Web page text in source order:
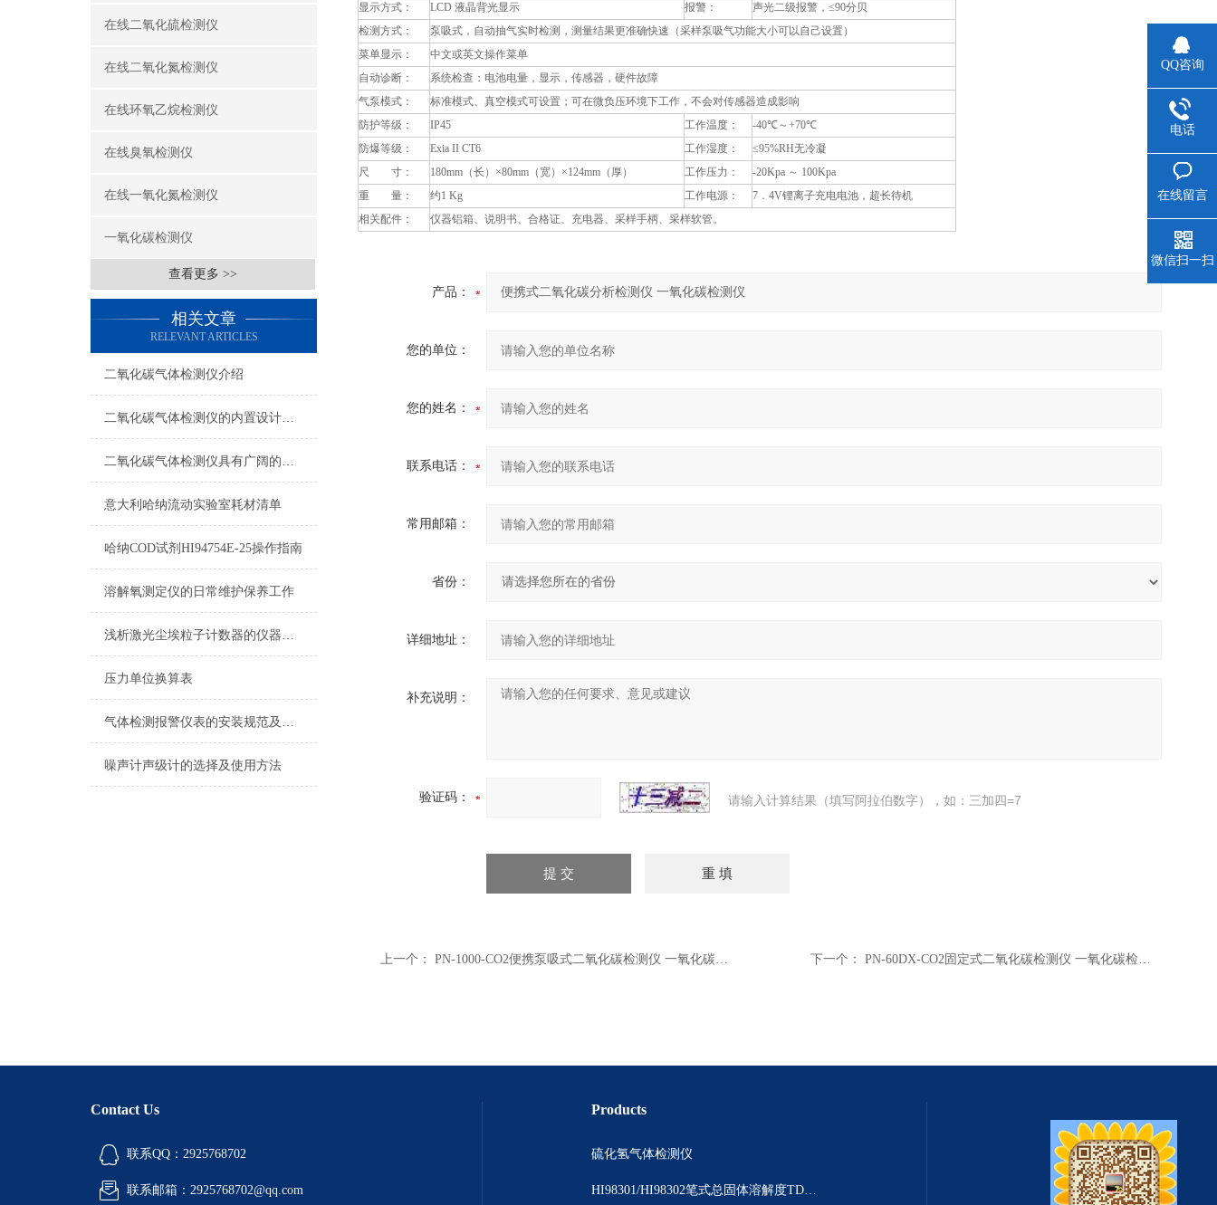
在线二氧化硫检测仪
在线二氧化氮检测仪
在线环氧乙烷检测仪
在线臭氧检测仪
在线一氧化氮检测仪
一氧化碳检测仪
查看更多 >>
相关文章
RELEVANT ARTICLES
二氧化碳气体检测仪介绍
二氧化碳气体检测仪的内置设计非常巧妙
二氧化碳气体检测仪具有广阔的应用市场
意大利哈纳流动实验室耗材清单
哈纳COD试剂HI94754E-25操作指南
溶解氧测定仪的日常维护保养工作
浅析激光尘埃粒子计数器的仪器校准实验
压力单位换算表
气体检测报警仪表的安装规范及注意事项
噪声计声级计的选择及使用方法
显示方式：
LCD 液晶背光显示 报警：
声光二级报警，≤90分贝
检测方式：
泵吸式，自动抽气实时检测，测量结果更准确快速（采样泵吸气功能大小可以自己设置）
菜单显示：
中文或英文操作菜单
自动诊断：
系统检查：电池电量，显示，传感器，硬件故障
气泵模式：
标准模式、真空模式可设置；可在微负压环境下工作，不会对传感器造成影响
防护等级：
IP45 工作温度：
-40℃～+70℃
防爆等级：
Exia II CT6 工作湿度：
≤95%RH无冷凝
尺 寸：
180mm（长）×80mm（宽）×124mm（厚） 工作压力：
-20Kpa ～ 100Kpa
重 量：
约1 Kg 工作电源：
7．4V锂离子充电电池，超长待机
相关配件：
仪器铝箱、说明书、合格证、充电器、采样手柄、采样软管。
产品：
您的单位：
您的姓名：
联系电话：
常用邮箱：
省份：
详细地址：
补充说明：
验证码： 请输入计算结果（填写阿拉伯数字），如：三加四=7
上一个： PN-1000-CO2便携泵吸式二氧化碳检测仪 一氧化碳检测仪 下一个： PN-60DX-CO2固定式二氧化碳检测仪 一氧化碳检测仪
Contact Us
联系QQ：2925768702
联系邮箱：2925768702@qq.com
Products
硫化氢气体检测仪
HI98301/HI98302笔式总固体溶解度TDS测定仪
QQ咨询
电话
在线留言
微信扫一扫